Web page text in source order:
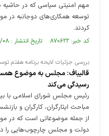
مهم امنیتی سیاسی که در حاشیه
توسعه همکاری‌های دوجانبه در
کردند.
کد خبر: ۸۷۰۶۲۲ تاریخ انتشار : ۱۴۰۲/۰۷/۰۸
بررسی جزئیات لایحه برنامه هفتم
قالیباف: مجلس به موضوع
رسیدگی می‌کند
رئیس مجلس شورای اسلامی با
مباحث ایثارگران، کارگران و
از جمله موضوعاتی است که در
دولت و مجلس چارچوب‌هایی را